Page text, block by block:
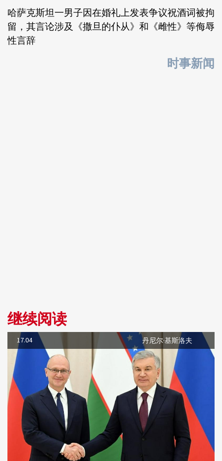
哈萨克斯坦一男子因在婚礼上发表争议祝酒词被拘
留，其言论涉及《撒旦的仆从》和《雌性》等侮辱
性言辞
时事新闻
继续阅读
17.04 丹尼尔·基斯洛夫